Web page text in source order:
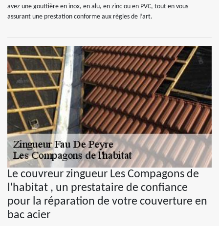
avez une gouttière en inox, en alu, en zinc ou en PVC, tout en vous
assurant une prestation conforme aux règles de l’art.
Le couvreur zingueur Les Compagons de
l'habitat , un prestataire de confiance
pour la réparation de votre couverture en
bac acier